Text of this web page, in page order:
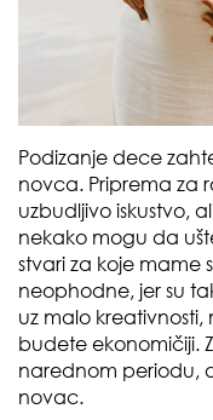
Podizanje dece
novca. Priprema za
uzbudljivo iskustvo,
nekako mogu da
stvari za koje mame
neophodne, jer su
uz malo
budete ekonomičiji.
narednom periodu,
novac.